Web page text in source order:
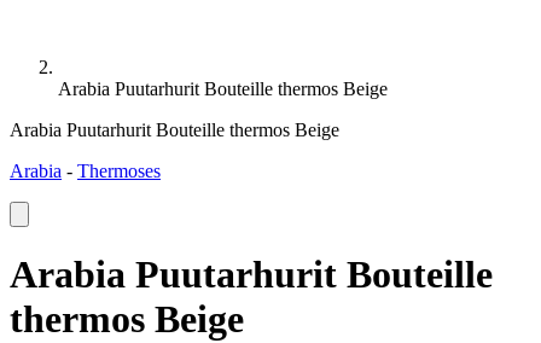
Arabia Puutarhurit Bouteille thermos Beige
Arabia Puutarhurit Bouteille thermos Beige
Arabia - Thermoses
Arabia Puutarhurit Bouteille
thermos Beige